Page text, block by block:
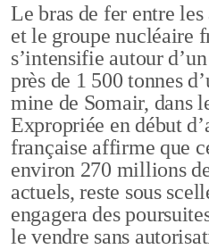
Le bras de fer entre
et le groupe nucléaire
s’intensifie autour
près de 1 500 tonnes
mine de Somair, dans
Expropriée en début
française affirme que
environ 270 millions
actuels, reste sous
engagera des
le vendre sans